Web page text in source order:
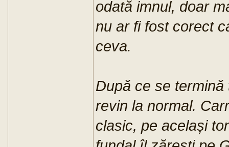
odată imnul, doar
nu ar fi fost corect
ceva.
După ce se
revin la normal.
clasic, pe același